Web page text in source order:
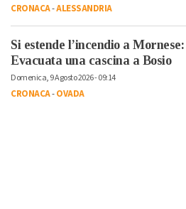
CRONACA-ALESSANDRIA
Si estende l’incendio a
Evacuata una cascina a Bosio
Domenica, 9 Agosto 2026 - 09:14
CRONACA-OVADA